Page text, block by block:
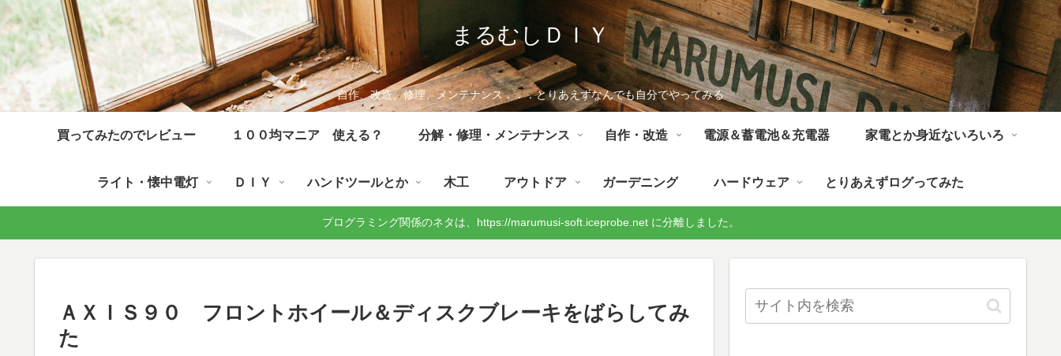
まるむしＤＩＹ
自作、改造、修理、メンテナンス．．．とりあえずなんでも自分でやってみる
買ってみたのでレビュー １００均マニア 使える？ 分解・修理・メンテナンス 自作・改造 電源＆蓄電池＆充電器 家電とか身近ないろいろ
ライト・懐中電灯 ＤＩＹ ハンドツールとか 木工 アウトドア ガーデニング ハードウェア とりあえずログってみた
プログラミング関係のネタは、https://marumusi-soft.iceprobe.net に分離しました。
ＡＸＩＳ９０ フロントホイール＆ディスクブレーキをばらしてみ
た